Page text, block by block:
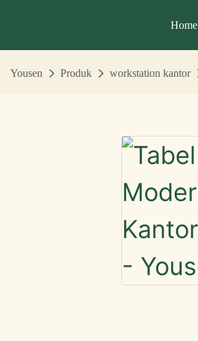
Home
Yousen Produk workstation kantor